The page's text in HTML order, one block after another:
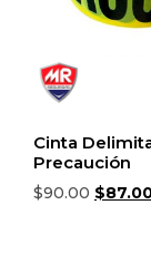
Cinta
Precaución
$90.00 $